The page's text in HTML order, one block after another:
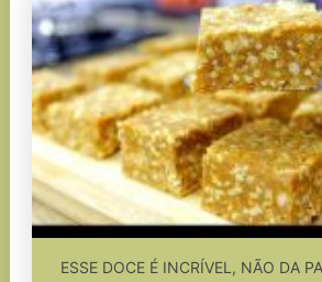
ESSE DOCE É INCRÍVEL, NÃO DA